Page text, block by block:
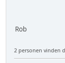
Rob
2 personen vinden